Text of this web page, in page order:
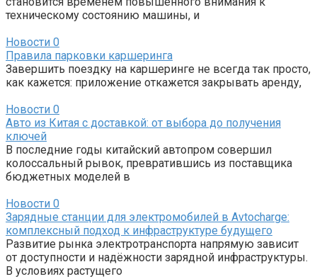
техническому состоянию машины, и
Новости 0
Правила парковки каршеринга
Завершить поездку на каршеринге не всегда так просто,
как кажется: приложение откажется закрывать аренду,
Новости 0
Авто из Китая с доставкой: от выбора до получения
ключей
В последние годы китайский автопром совершил
колоссальный рывок, превратившись из поставщика
бюджетных моделей в
Новости 0
Зарядные станции для электромобилей в Avtocharge:
комплексный подход к инфраструктуре будущего
Развитие рынка электротранспорта напрямую зависит
от доступности и надёжности зарядной инфраструктуры.
В условиях растущего